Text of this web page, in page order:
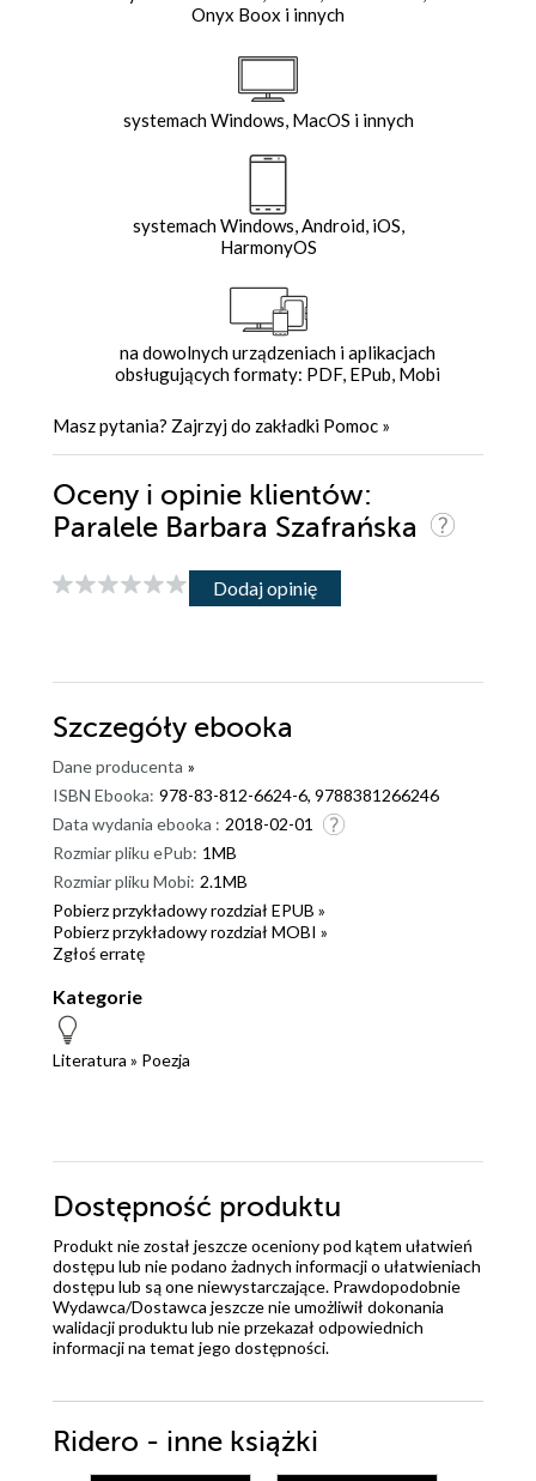
Onyx Boox i innych
systemach Windows, MacOS i innych
systemach Windows, Android, iOS,
HarmonyOS
na dowolnych urządzeniach i aplikacjach
obsługujących formaty: PDF, EPub, Mobi
Masz pytania? Zajrzyj do zakładki Pomoc »
Oceny i opinie klientów:
Paralele Barbara Szafrańska
Dodaj opinię
Szczegóły ebooka
Dane producenta »
ISBN Ebooka: 978-83-812-6624-6, 9788381266246
Data wydania ebooka : 2018-02-01
Rozmiar pliku ePub: 1MB
Rozmiar pliku Mobi: 2.1MB
Pobierz przykładowy rozdział EPUB »
Pobierz przykładowy rozdział MOBI »
Zgłoś erratę
Kategorie
Literatura » Poezja
Dostępność produktu
Produkt nie został jeszcze oceniony pod kątem ułatwień
dostępu lub nie podano żadnych informacji o ułatwieniach
dostępu lub są one niewystarczające. Prawdopodobnie
Wydawca/Dostawca jeszcze nie umożliwił dokonania
walidacji produktu lub nie przekazał odpowiednich
informacji na temat jego dostępności.
Ridero - inne książki